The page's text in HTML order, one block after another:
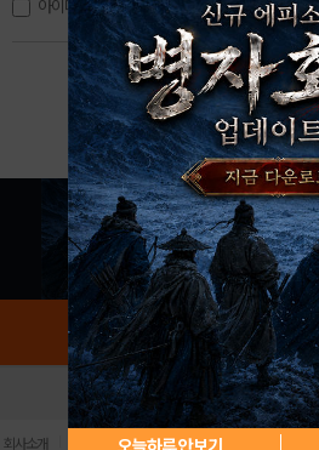
아이디, 이메일 저장
아이디 / 비밀번호 찾기
로그인 PC버전
회사소개 | 개인정보 처리방침